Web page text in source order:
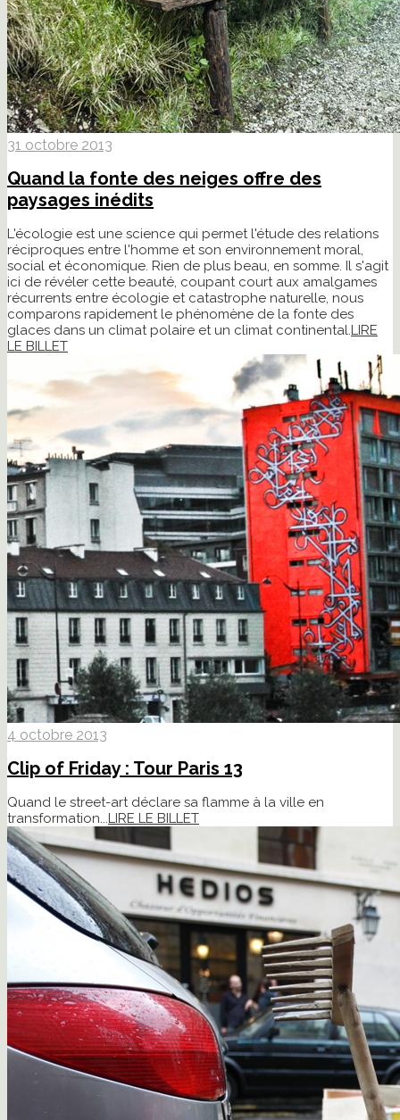
31 octobre 2013
Quand la fonte des neiges offre des
paysages inédits
L'écologie est une science qui permet l'étude des relations
réciproques entre l'homme et son environnement moral,
social et économique. Rien de plus beau, en somme. Il s'agit
ici de révéler cette beauté, coupant court aux amalgames
récurrents entre écologie et catastrophe naturelle, nous
comparons rapidement le phénomène de la fonte des
glaces dans un climat polaire et un climat continental.LIRE
LE BILLET
4 octobre 2013
Clip of Friday : Tour Paris 13
Quand le street-art déclare sa flamme à la ville en
transformation...LIRE LE BILLET